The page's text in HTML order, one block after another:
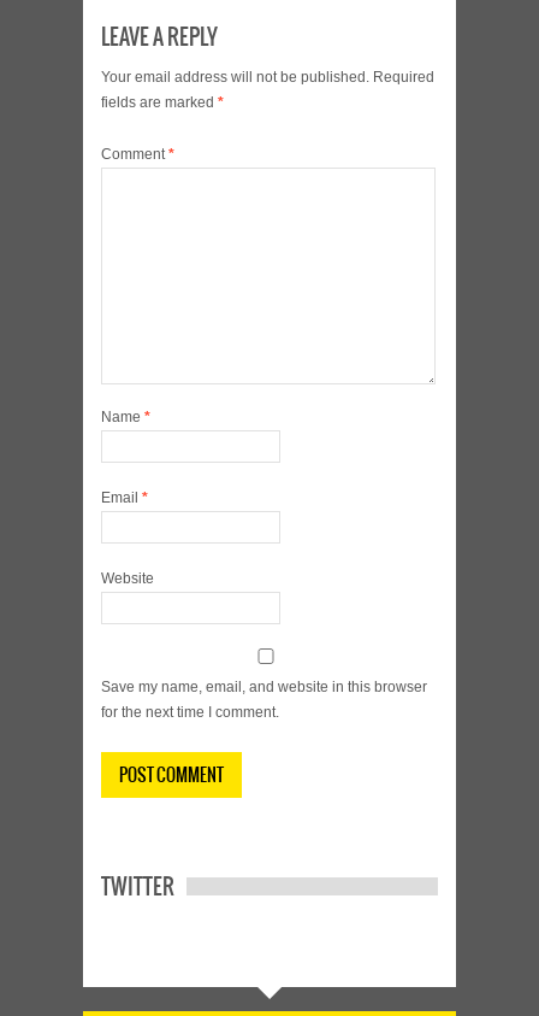
LEAVE A REPLY
Your email address will not be published. Required
fields are marked *
Comment*
Name *
Email *
Website
Save my name, email, and website in this browser
for the next time I comment.
TWITTER